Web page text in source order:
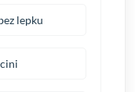
lepku